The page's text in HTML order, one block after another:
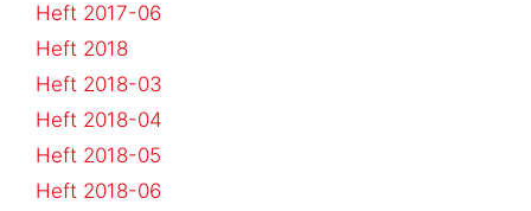
Heft 2017-06
Heft 2018
Heft 2018-03
Heft 2018-04
Heft 2018-05
Heft 2018-06